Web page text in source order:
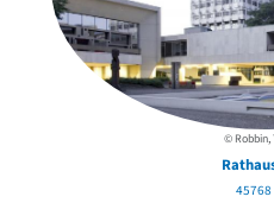
© Robbin,
45768